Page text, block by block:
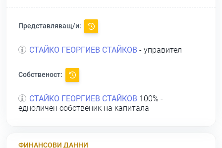
Представляващ/и:
СТАЙКО ГЕОРГИЕВ СТАЙКОВ - управител
Собственост:
СТАЙКО ГЕОРГИЕВ СТАЙКОВ 100% -
едноличен собственик на капитала
ФИНАНСОВИ ДАННИ